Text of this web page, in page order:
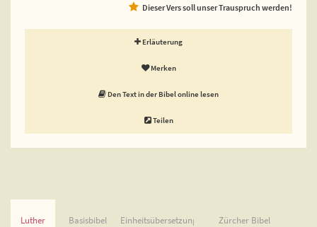
Dieser Vers soll unser Trauspruch werden!
Erläuterung
Merken
Den Text in der Bibel online lesen
Teilen
Luther Basisbibel Einheitsübersetzung Zürcher Bibel